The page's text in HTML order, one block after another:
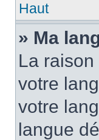
Haut
» Ma
La raison
votre
votre
langue